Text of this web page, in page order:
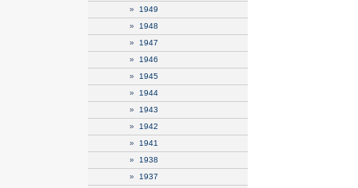
» 1949
» 1948
» 1947
» 1946
» 1945
» 1944
» 1943
» 1942
» 1941
» 1938
» 1937